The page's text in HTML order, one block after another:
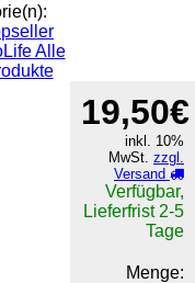
Alle
19,50€
inkl. 10%
MwSt. zzgl.
Versand
Verfügbar,
Lieferfrist 2-5
Tage
Menge: